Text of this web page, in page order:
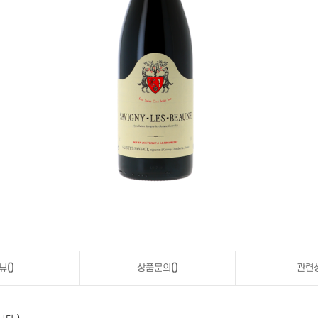
() 상품문의 () 관련